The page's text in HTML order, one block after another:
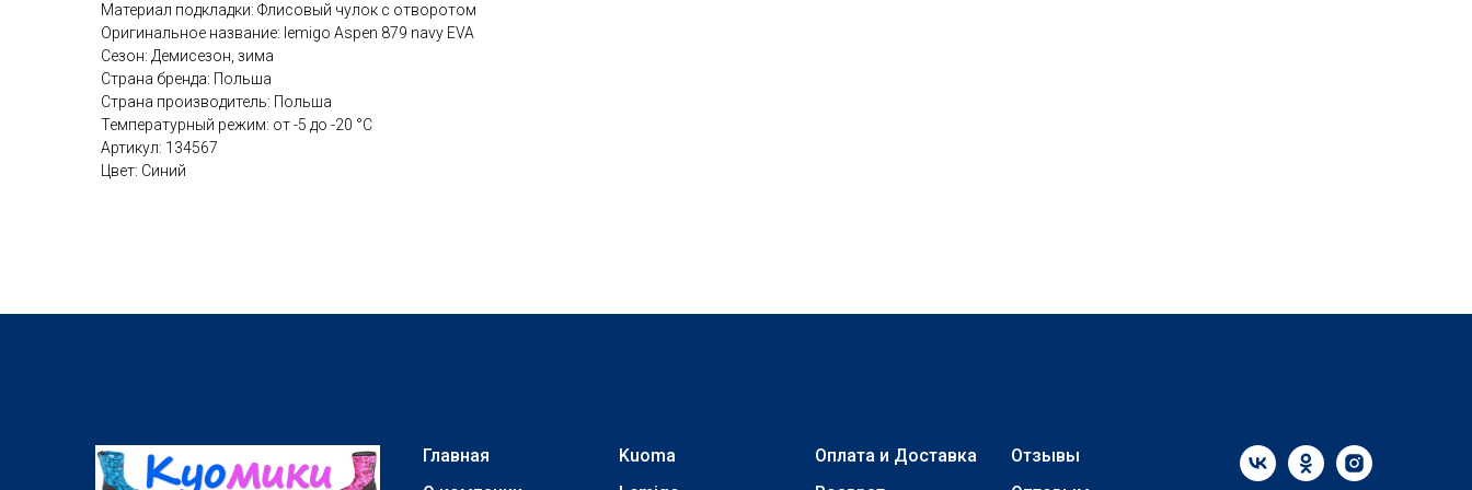
Материал подкладки: Флисовый чулок с отворотом
Оригинальное название: lemigo Aspen 879 navy EVA
Сезон: Демисезон, зима
Страна бренда: Польша
Страна производитель: Польша
Температурный режим: от -5 до -20 °C
Артикул: 134567
Цвет: Синий
Главная
Kuoma
Оплата и Доставка
Отзывы